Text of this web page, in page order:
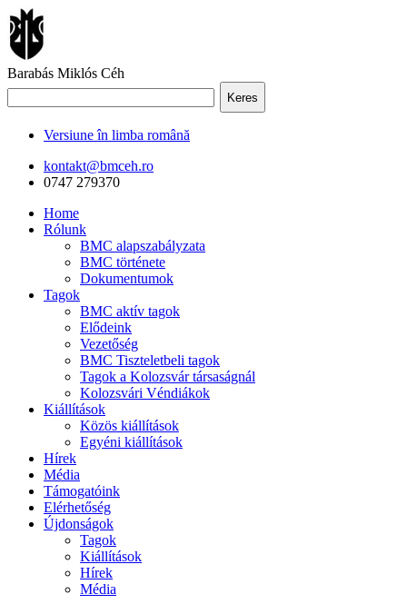
Barabás Miklós Céh
Keres
Versiune în limba română
kontakt@bmceh.ro
0747 279370
Home
Rólunk
BMC alapszabályzata
BMC története
Dokumentumok
Tagok
BMC aktív tagok
Elődeink
Vezetőség
BMC Tiszteletbeli tagok
Tagok a Kolozsvár társaságnál
Kolozsvári Véndiákok
Kiállítások
Közös kiállítások
Egyéni kiállítások
Hírek
Média
Támogatóink
Elérhetőség
Újdonságok
Tagok
Kiállítások
Hírek
Média